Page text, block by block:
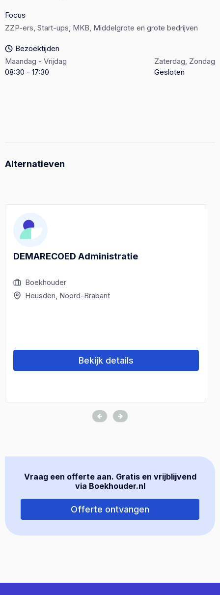
Focus
ZZP-ers, Start-ups, MKB, Middelgrote en grote bedrijven
Bezoektijden
Maandag - Vrijdag
08:30 - 17:30
Zaterdag, Zondag
Gesloten
Alternatieven
DEMARECOED Administratie
Boekhouder
Heusden, Noord-Brabant
Bekijk details
Vraag een offerte aan. Gratis en vrijblijvend
via Boekhouder.nl
Offerte ontvangen